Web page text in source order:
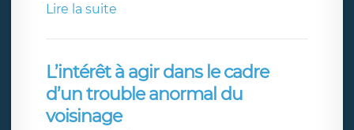
Lire la suite
L’intérêt à agir dans le cadre
d’un trouble anormal du
voisinage